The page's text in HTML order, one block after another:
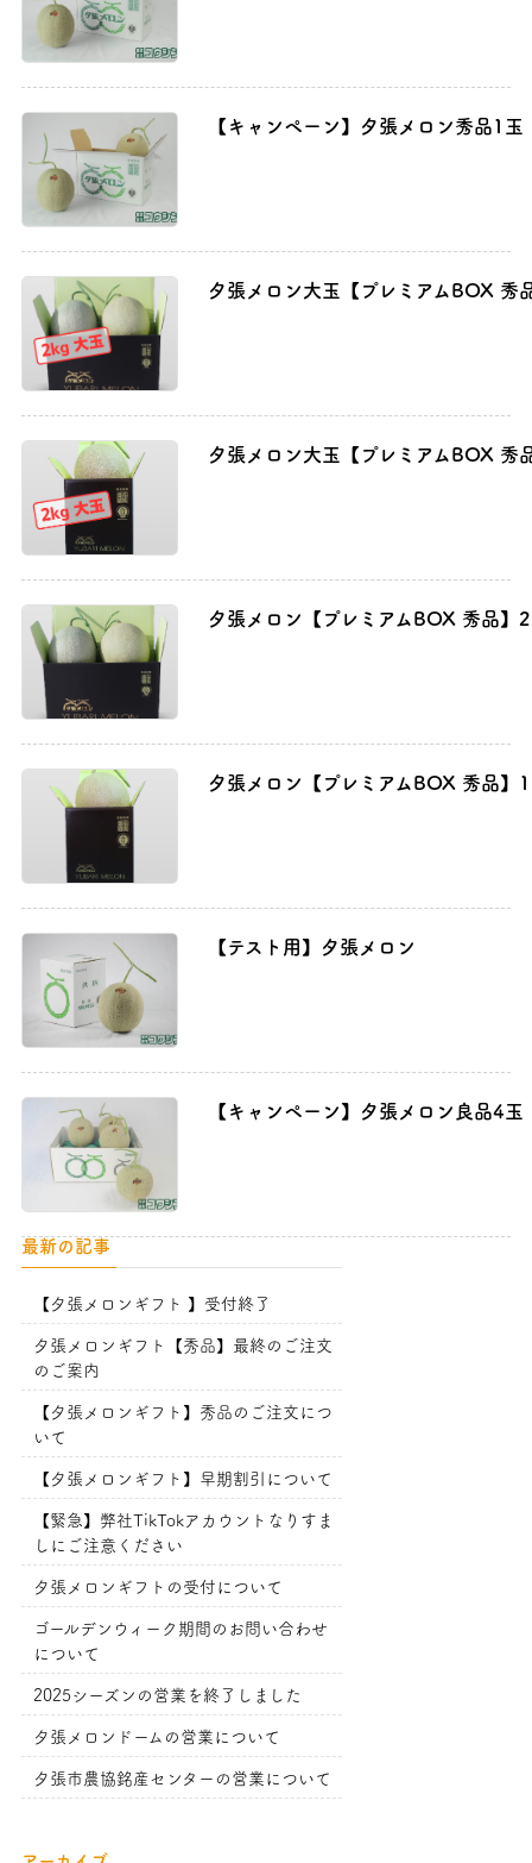
【キャンペーン】夕張メロン秀品1
夕張メロン大玉【プレミアムBOX 秀
夕張メロン大玉【プレミアムBOX 秀
夕張メロン【プレミアムBOX 秀品】
夕張メロン【プレミアムBOX 秀品】
【テスト用】夕張メロン
【キャンペーン】夕張メロン良品4
最新の記事
【夕張メロンギフト 】受付終了
夕張メロンギフト【秀品】最終のご注文
のご案内
【夕張メロンギフト】秀品のご注文につ
いて
【夕張メロンギフト】早期割引について
【緊急】弊社TikTokアカウントなりすま
しにご注意ください
夕張メロンギフトの受付について
ゴールデンウィーク期間のお問い合わせ
について
2025シーズンの営業を終了しました
夕張メロンドームの営業について
夕張市農協銘産センターの営業について